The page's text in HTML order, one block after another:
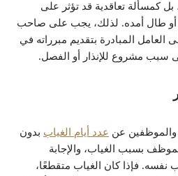
بل كمسألة تعاقدية قد تؤثر على
أو طال أمده. لذلك، يجب على صاحب
العامل المبادرة بتقديم مبرراته في
سبب مشروع للإنذار أو الفصل.
عن عدد أيام الغياب بدون
بسبب الغياب، والإجابة
نفسه. فإذا كان الغياب متقطعًا،